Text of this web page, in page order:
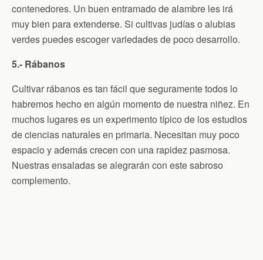
contenedores. Un buen entramado de alambre les irá
muy bien para extenderse. Si cultivas judías o alubias
verdes puedes escoger variedades de poco desarrollo.
5.- Rábanos
Cultivar rábanos es tan fácil que seguramente todos lo
habremos hecho en algún momento de nuestra niñez. En
muchos lugares es un experimento típico de los estudios
de ciencias naturales en primaria. Necesitan muy poco
espacio y además crecen con una rapidez pasmosa.
Nuestras ensaladas se alegrarán con este sabroso
complemento.